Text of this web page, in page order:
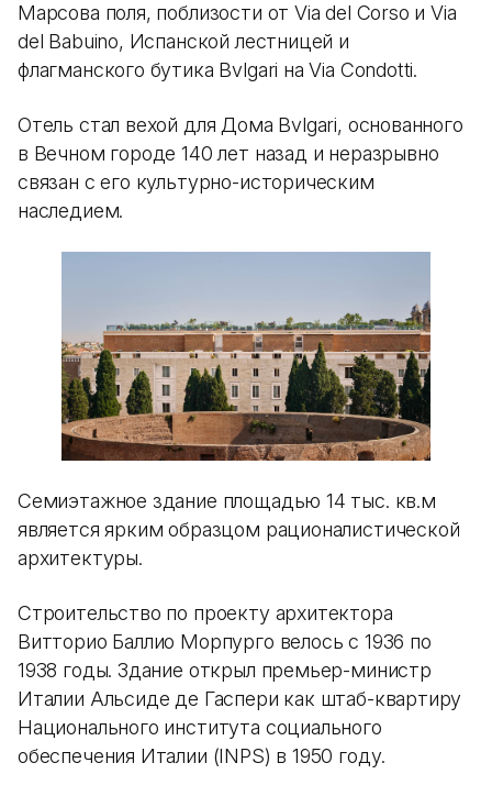
Марсова поля, поблизости от Via del Corso и Via
del Babuino, Испанской лестницей и
флагманского бутика Bvlgari на Via Condotti.
Отель стал вехой для Дома Bvlgari, основанного
в Вечном городе 140 лет назад и неразрывно
связан с его культурно-историческим
наследием.
Семиэтажное здание площадью 14 тыс. кв.м
является ярким образцом рационалистической
архитектуры.
Строительство по проекту архитектора
Витторио Баллио Морпурго велось с 1936 по
1938 годы. Здание открыл премьер-министр
Италии Альсиде де Гаспери как штаб-квартиру
Национального института социального
обеспечения Италии (INPS) в 1950 году.